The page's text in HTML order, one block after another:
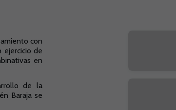
con
ejercicio de
en
de la
Baraja se